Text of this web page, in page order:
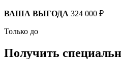
ВАША ВЫГОДА 324 000 ₽
Только до
Получить